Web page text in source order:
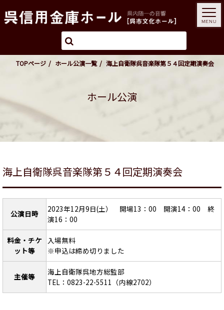
TOPページ ホール公演一覧 海上自衛隊呉音楽隊第５４回定期演奏会
ホール公演
海上自衛隊呉音楽隊第５４回定期演奏会
公演日時
2023年12月9日(土） 開場13：00 開演14：00 終
演16：00
料金・チケ
ット等
入場無料
※申込は締め切りました
主催等
海上自衛隊呉地方総監部
TEL：0823-22-5511（内線2702）
MENU